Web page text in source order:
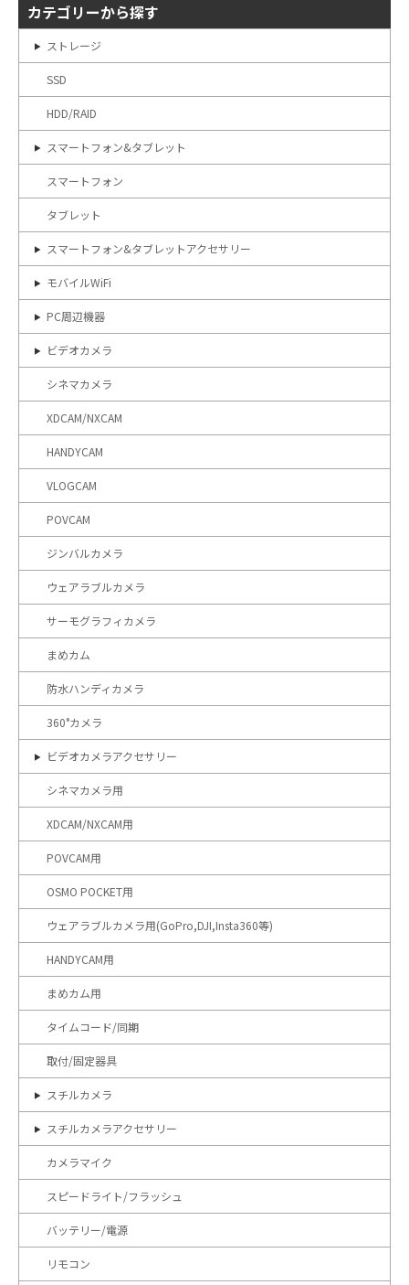
カテゴリーから探す
ストレージ
SSD
HDD/RAID
スマートフォン&タブレット
スマートフォン
タブレット
スマートフォン&タブレットアクセサリー
モバイルWiFi
PC周辺機器
ビデオカメラ
シネマカメラ
XDCAM/NXCAM
HANDYCAM
VLOGCAM
POVCAM
ジンバルカメラ
ウェアラブルカメラ
サーモグラフィカメラ
まめカム
防水ハンディカメラ
360°カメラ
ビデオカメラアクセサリー
シネマカメラ用
XDCAM/NXCAM用
POVCAM用
OSMO POCKET用
ウェアラブルカメラ用(GoPro,DJI,Insta360等)
HANDYCAM用
まめカム用
タイムコード/同期
取付/固定器具
スチルカメラ
スチルカメラアクセサリー
カメラマイク
スピードライト/フラッシュ
バッテリー/電源
リモコン